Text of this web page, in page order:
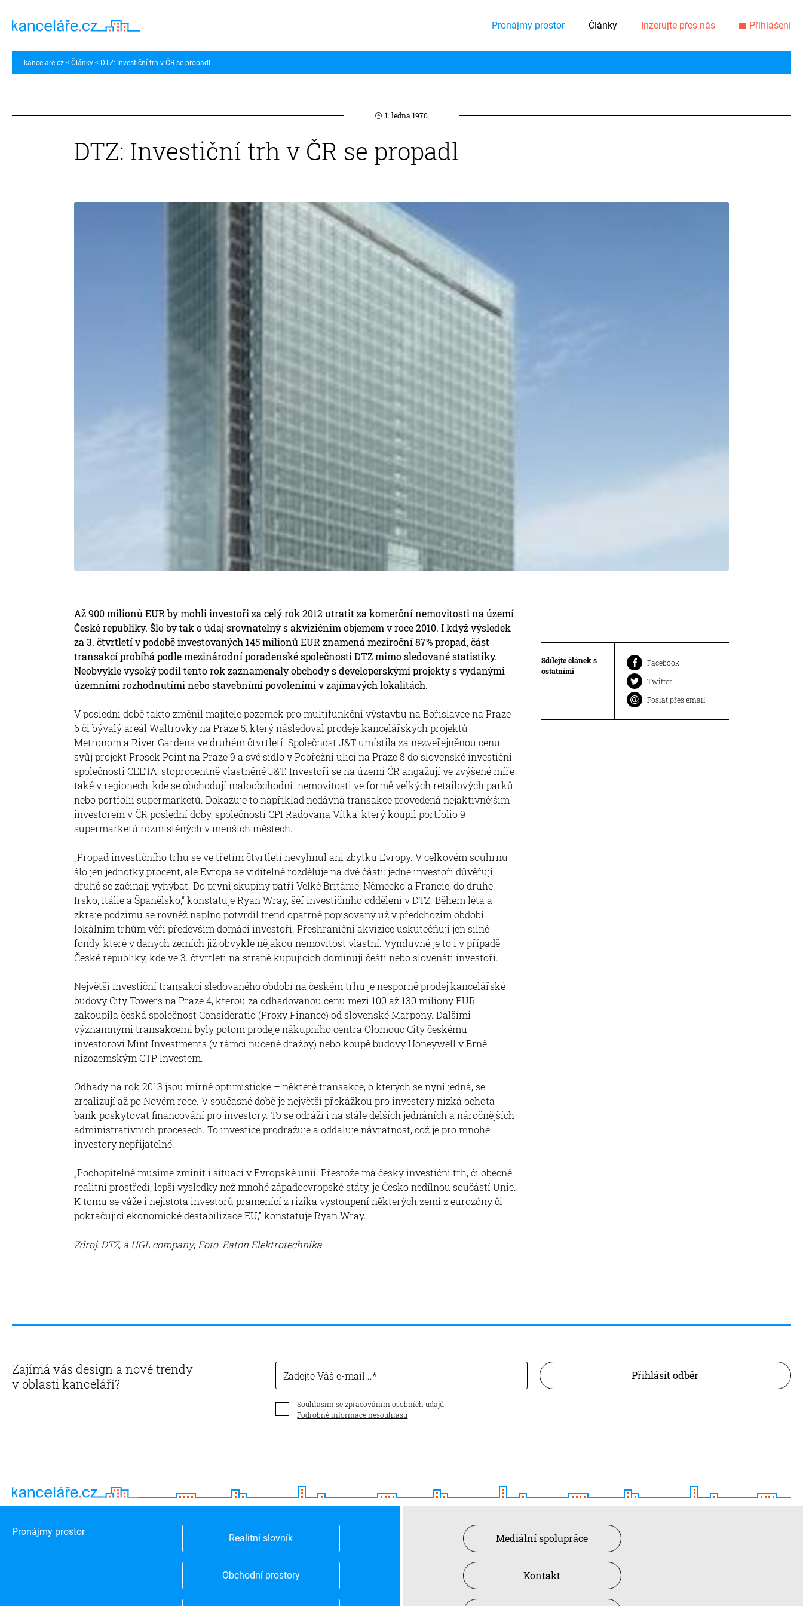
Pronájmy prostor Články Inzerujte přes nás Přihlášení
kancelare.cz Články DTZ: Investiční trh v ČR se propadl
1. ledna 1970
DTZ: Investiční trh v ČR se propadl
Až 900 milionů EUR by mohli investoři za celý rok 2012 utratit za komerční nemovitosti na území
České republiky. Šlo by tak o údaj srovnatelný s akvizičním objemem v roce 2010. I když výsledek
za 3. čtvrtletí v podobě investovaných 145 milionů EUR znamená meziroční 87% propad, část
transakcí probíhá podle mezinárodní poradenské společnosti DTZ mimo sledované statistiky.
Neobvykle vysoký podíl tento rok zaznamenaly obchody s developerskými projekty s vydanými
územními rozhodnutími nebo stavebními povoleními v zajímavých lokalitách.
V poslední době takto změnil majitele pozemek pro multifunkční výstavbu na Bořislavce na Praze
6 či bývalý areál Waltrovky na Praze 5, který následoval prodeje kancelářských projektů
Metronom a River Gardens ve druhém čtvrtletí. Společnost J&T umístila za nezveřejněnou cenu
svůj projekt Prosek Point na Praze 9 a své sídlo v Pobřežní ulici na Praze 8 do slovenské investiční
společnosti CEETA, stoprocentně vlastněné J&T. Investoři se na území ČR angažují ve zvýšené míře
také v regionech, kde se obchodují maloobchodní nemovitosti ve formě velkých retailových parků
nebo portfolií supermarketů. Dokazuje to například nedávná transakce provedená nejaktivnějším
investorem v ČR poslední doby, společností CPI Radovana Vítka, který koupil portfolio 9
supermarketů rozmístěných v menších městech.
„Propad investičního trhu se ve třetím čtvrtletí nevyhnul ani zbytku Evropy. V celkovém souhrnu
šlo jen jednotky procent, ale Evropa se viditelně rozděluje na dvě části: jedné investoři důvěřují,
druhé se začínají vyhýbat. Do první skupiny patří Velké Británie, Německo a Francie, do druhé
Irsko, Itálie a Španělsko,“ konstatuje Ryan Wray, šéf investičního oddělení v DTZ. Během léta a
zkraje podzimu se rovněž naplno potvrdil trend opatrně popisovaný už v předchozím období:
lokálním trhům věří především domácí investoři. Přeshraniční akvizice uskutečňují jen silné
fondy, které v daných zemích již obvykle nějakou nemovitost vlastní. Výmluvné je to i v případě
České republiky, kde ve 3. čtvrtletí na straně kupujících dominují čeští nebo slovenští investoři.
Největší investiční transakci sledovaného období na českém trhu je nesporně prodej kancelářské
budovy City Towers na Praze 4, kterou za odhadovanou cenu mezi 100 až 130 miliony EUR
zakoupila česká společnost Consideratio (Proxy Finance) od slovenské Marpony. Dalšími
významnými transakcemi byly potom prodeje nákupního centra Olomouc City českému
investorovi Mint Investments (v rámci nucené dražby) nebo koupě budovy Honeywell v Brně
nizozemským CTP Investem.
Odhady na rok 2013 jsou mírně optimistické – některé transakce, o kterých se nyní jedná, se
zrealizují až po Novém roce. V současné době je největší překážkou pro investory nízká ochota
bank poskytovat financování pro investory. To se odráží i na stále delších jednáních a náročnějších
administrativních procesech. To investice prodražuje a oddaluje návratnost, což je pro mnohé
investory nepřijatelné.
„Pochopitelně musíme zmínit i situaci v Evropské unii. Přestože má český investiční trh, či obecně
realitní prostředí, lepší výsledky než mnohé západoevropské státy, je Česko nedílnou součástí Unie.
K tomu se váže i nejistota investorů pramenící z rizika vystoupení některých zemí z eurozóny či
pokračující ekonomické destabilizace EU,“ konstatuje Ryan Wray.
Zdroj: DTZ, a UGL company, Foto: Eaton Elektrotechnika
Sdílejte článek s
ostatními
Facebook
Twitter
Poslat přes email
Zajímá vás design a nové trendy
v oblasti kanceláří?
Zadejte Váš e-mail...
Souhlasím se zpracováním osobních údajů
Podrobné informace nesouhlasu
Přihlásit odběr
Pronájmy prostor
Realitní slovník
Obchodní prostory
Mediální spolupráce
Kontakt